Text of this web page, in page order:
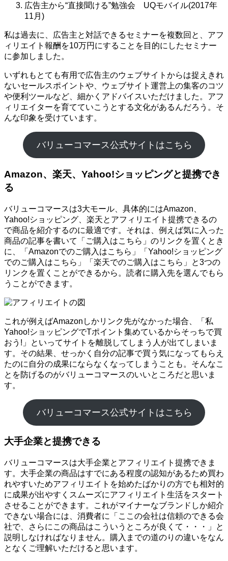
広告主から“直接聞ける”勉強会 UQモバイル(2017年
11月)
私は過去に、広告主と対話できるセミナーを複数回と、アフ
ィリエイト報酬を10万円にすることを目的にしたセミナー
に参加しました。
いずれもとても有用で広告主のウェブサイトからは捉えきれ
ないセールスポイントや、ウェブサイト運営上の集客のコツ
や便利ツールなど、細かくアドバイスいただけました。アフ
ィリエイターを育てていこうとする文化があるんだろう。そ
んな印象を受けています。
バリューコマース公式サイトはこちら
Amazon、楽天、Yahoo!ショッピングと提携でき
る
バリューコマースは3大モール、具体的にはAmazon、
Yahoo!ショッピング、楽天とアフィリエイト提携できるの
で商品を紹介するのに最適です。それは、例えば気に入った
商品の記事を書いて「ご購入はこちら」のリンクを置くとき
に、「Amazonでのご購入はこちら」「Yahoo!ショッピング
でのご購入はこちら」「楽天でのご購入はこちら」と3つの
リンクを置くことができるから。読者に購入先を選んでもら
うことができます。
これが例えばAmazonしかリンク先がなかった場合、「私
Yahoo!ショッピングでTポイント集めているからそっちで買
おう!」といってサイトを離脱してしまう人が出てしまいま
す。その結果、せっかく自分の記事で買う気になってもらえ
たのに自分の成果にならなくなってしまうことも。そんなこ
とを防げるのがバリューコマースのいいところだと思いま
す。
バリューコマース公式サイトはこちら
大手企業と提携できる
バリューコマースは大手企業とアフィリエイト提携できま
す。大手企業の商品はすでにある程度の認知があるため買わ
れやすいためアフィリエイトを始めたばかりの方でも相対的
に成果が出やすくスムーズにアフィリエイト生活をスタート
させることができます。これがマイナーなブランドしか紹介
できない場合には、消費者に「ここの会社は信頼のできる会
社で、さらにこの商品はこういうところが良くて・・・」と
説明しなければなりません。購入までの道のりの違いをなん
となくご理解いただけると思います。